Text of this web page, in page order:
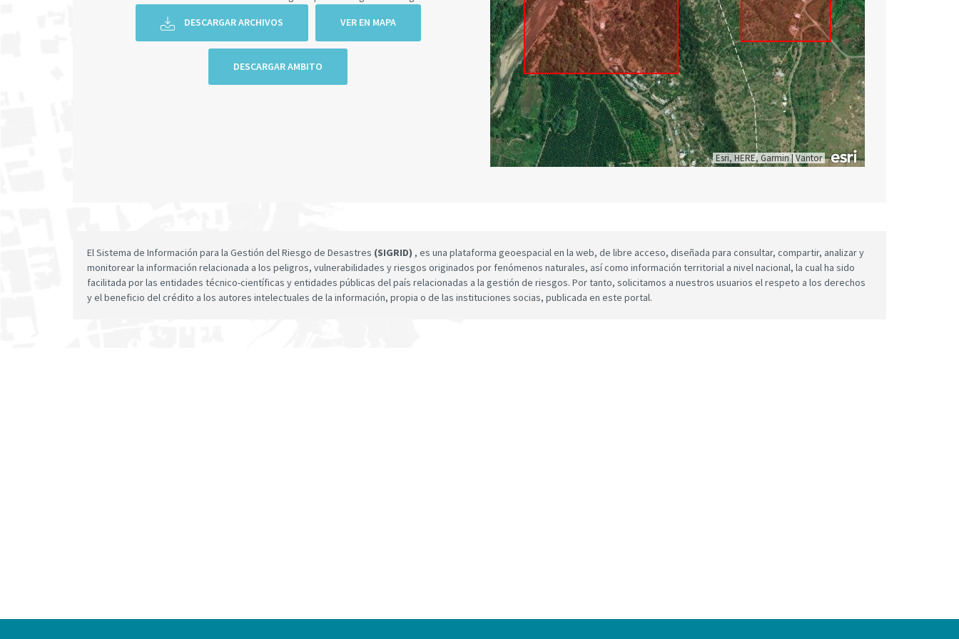
DESCARGAR ARCHIVOS VER EN MAPA
DESCARGAR AMBITO
Esri, HERE, Garmin|Vantor
El Sistema de Información para la Gestión del Riesgo de Desastres (SIGRID) , es una plataforma geoespacial en la web, de libre acceso, diseñada para consultar, compartir, analizar y
monitorear la información relacionada a los peligros, vulnerabilidades y riesgos originados por fenómenos naturales, así como información territorial a nivel nacional, la cual ha sido
facilitada por las entidades técnico-científicas y entidades públicas del país relacionadas a la gestión de riesgos. Por tanto, solicitamos a nuestros usuarios el respeto a los derechos
y el beneficio del crédito a los autores intelectuales de la información, propia o de las instituciones socias, publicada en este portal.